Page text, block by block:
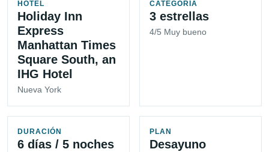
HOTEL
Holiday Inn
Express
Manhattan Times
Square South, an
IHG Hotel
Nueva York
CATEGORÍA
3 estrellas
4/5 Muy bueno
DURACIÓN
6 días / 5 noches
PLAN
Desayuno